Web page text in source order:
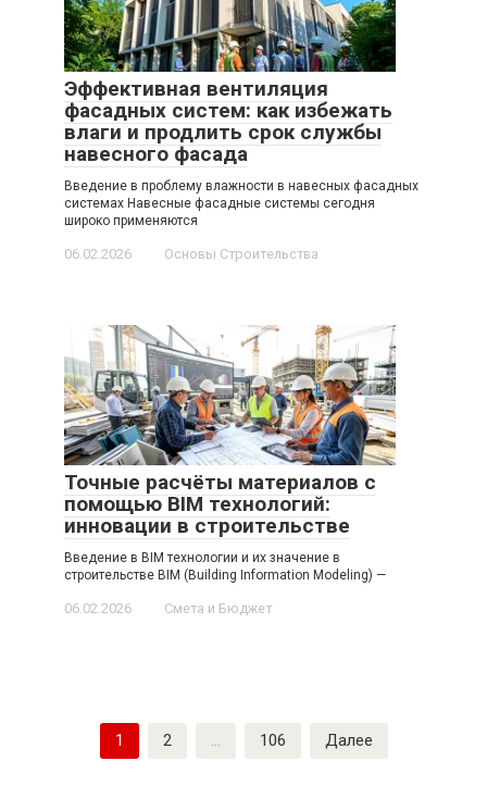
Эффективная вентиляция
фасадных систем: как избежать
влаги и продлить срок службы
навесного фасада
Введение в проблему влажности в навесных фасадных
системах Навесные фасадные системы сегодня
широко применяются
06.02.2026 Основы Строительства
Точные расчёты материалов с
помощью BIM технологий:
инновации в строительстве
Введение в BIM технологии и их значение в
строительстве BIM (Building Information Modeling) —
06.02.2026 Смета и Бюджет
1 2 … 106 Далее